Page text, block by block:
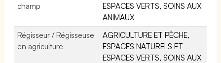
champ
ESPACES VERTS, SOINS AUX
ANIMAUX
Régisseur / Régisseuse
en agriculture
AGRICULTURE ET PÊCHE,
ESPACES NATURELS ET
ESPACES VERTS, SOINS AUX